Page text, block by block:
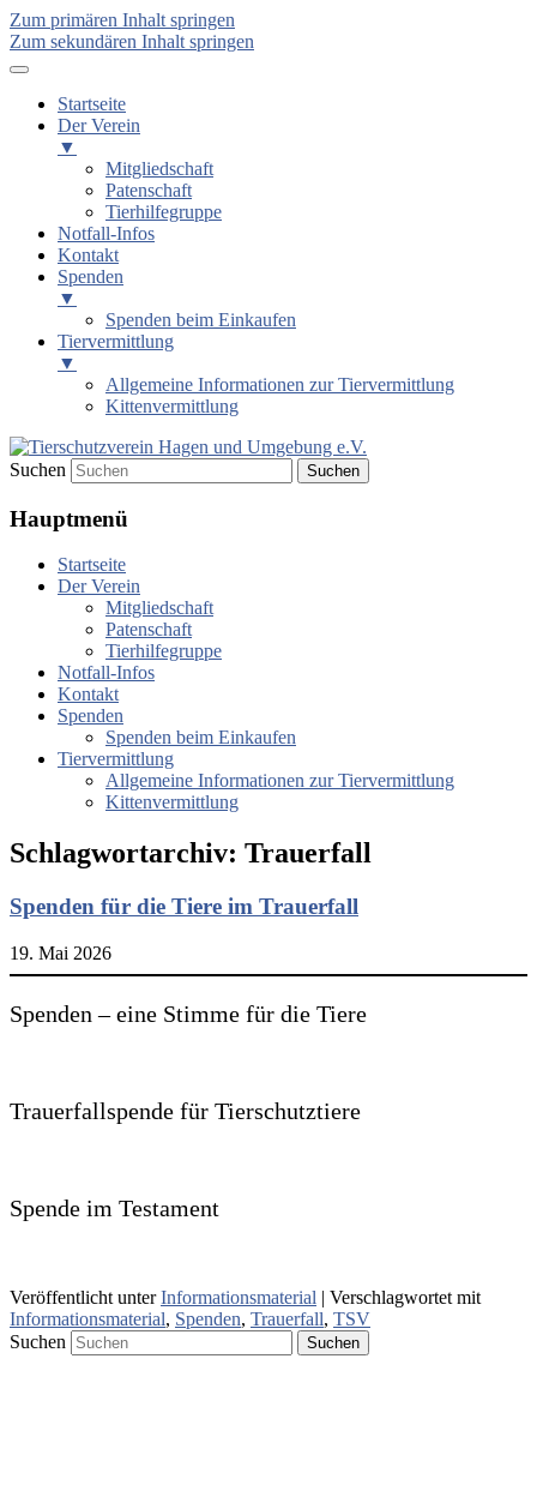
Zum primären Inhalt springen
Zum sekundären Inhalt springen
Startseite
Der Verein
▼
Mitgliedschaft
Patenschaft
Tierhilfegruppe
Notfall-Infos
Kontakt
Spenden
▼
Spenden beim Einkaufen
Tiervermittlung
▼
Allgemeine Informationen zur Tiervermittlung
Kittenvermittlung
Tierschutzverein Hagen und
Umgebung e.V.
Suchen
Hauptmenü
Startseite
Der Verein
Mitgliedschaft
Patenschaft
Tierhilfegruppe
Notfall-Infos
Kontakt
Spenden
Spenden beim Einkaufen
Tiervermittlung
Allgemeine Informationen zur Tiervermittlung
Kittenvermittlung
Schlagwortarchiv: Trauerfall
Spenden für die Tiere im Trauerfall
19. Mai 2026
Spenden – eine Stimme für die Tiere
Trauerfallspende für Tierschutztiere
Spende im Testament
Veröffentlicht unter Informationsmaterial | Verschlagwortet mit
Informationsmaterial, Spenden, Trauerfall, TSV
Suchen